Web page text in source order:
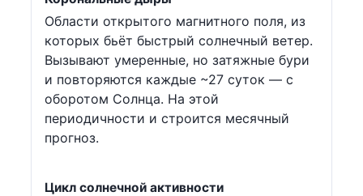
Области открытого магнитного поля, из
которых бьёт быстрый солнечный ветер.
Вызывают умеренные, но затяжные бури
и повторяются каждые ~27 суток — с
оборотом Солнца. На этой
периодичности и строится месячный
прогноз.
Цикл солнечной активности